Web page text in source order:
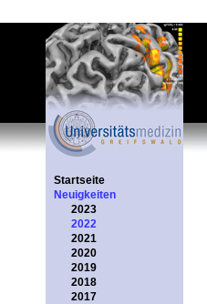
Startseite
Neuigkeiten
2023
2022
2021
2020
2019
2018
2017